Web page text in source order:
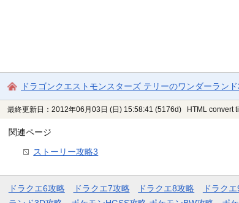
ドラゴンクエストモンスターズ テリーのワンダーラン
最終更新日：2012年06月03日 (日) 15:58:41 (5176d) HTML convert
関連ページ
ストーリー攻略3
ドラクエ6攻略 ドラクエ7攻略 ドラクエ8攻略 ドラク